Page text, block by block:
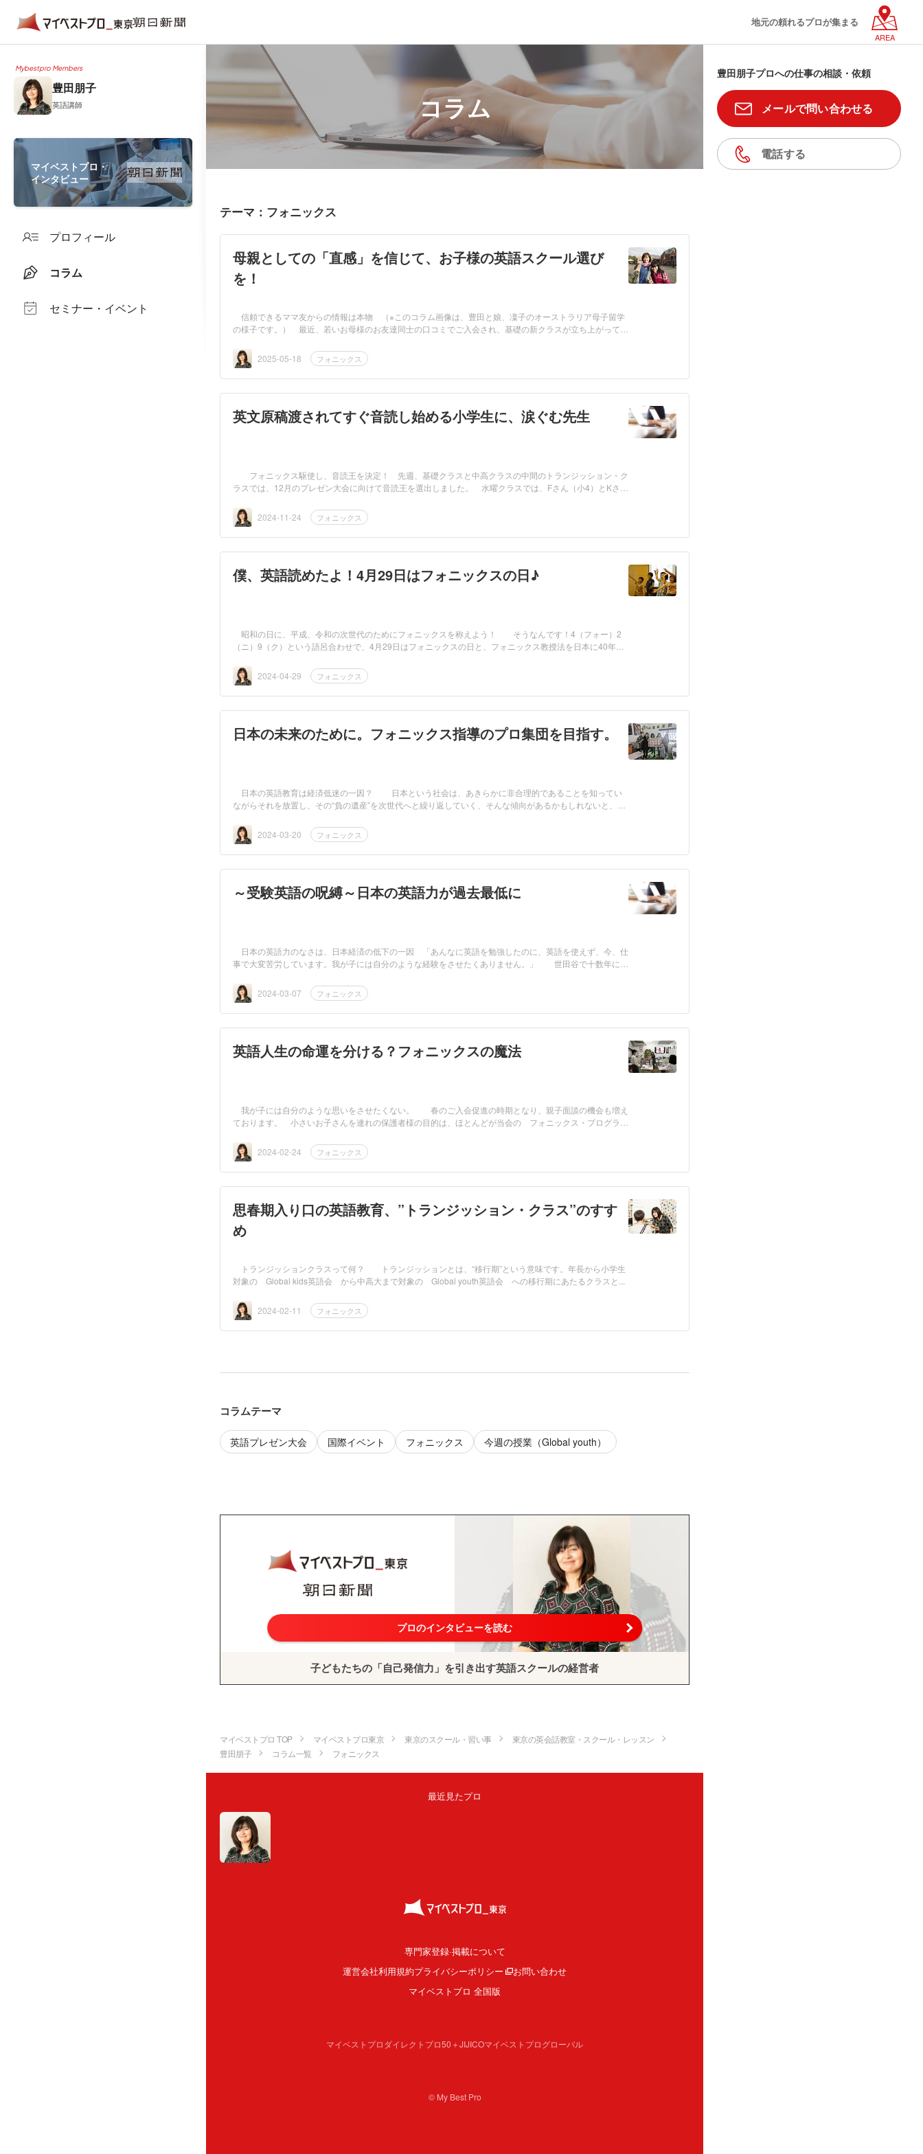
地元の頼れるプロが集まる
AREA
Mybestpro Members
豊田朋子
英語講師
マイベストプロ・
インタビュー
プロフィール
コラム
セミナー・イベント
コラム
テーマ：フォニックス
母親としての「直感」を信じて、お子様の英語スクール選び
を！
信頼できるママ友からの情報は本物 （※このコラム画像は、豊田と娘、凜子のオーストラリア母子留学
の様子です。） 最近、若いお母様のお友達同士の口コミでご入会され、基礎の新クラスが立ち上がって
2025-05-18
フォニックス
英文原稿渡されてすぐ音読し始める小学生に、涙ぐむ先生
フォニックス駆使し、音読王を決定！ 先週、基礎クラスと中高クラスの中間のトランジッション・ク
ラスでは、12月のプレゼン大会に向けて音読王を選出しました。 水曜クラスでは、Fさん（小4）とKさん
2024-11-24
フォニックス
僕、英語読めたよ！4月29日はフォニックスの日♪
昭和の日に、平成、令和の次世代のためにフォニックスを称えよう！ そうなんです！4（フォー）2
（ニ）9（ク）という語呂合わせで、4月29日はフォニックスの日と、フォニックス教授法を日本に40年前
2024-04-29
フォニックス
日本の未来のために。フォニックス指導のプロ集団を目指す。
日本の英語教育は経済低迷の一因？ 日本という社会は、あきらかに非合理的であることを知ってい
ながらそれを放置し、その“負の遺産”を次世代へと繰り返していく、そんな傾向があるかもしれないと、
2024-03-20
フォニックス
～受験英語の呪縛～日本の英語力が過去最低に
日本の英語力のなさは、日本経済の低下の一因 「あんなに英語を勉強したのに、英語を使えず、今、仕
事で大変苦労しています。我が子には自分のような経験をさせたくありません。」 世田谷で十数年に
2024-03-07
フォニックス
英語人生の命運を分ける？フォニックスの魔法
我が子には自分のような思いをさせたくない。 春のご入会促進の時期となり、親子面談の機会も増え
ております。 小さいお子さんを連れの保護者様の目的は、ほとんどが当会の フォニックス・プログラ
2024-02-24
フォニックス
思春期入り口の英語教育、”トランジッション・クラス”のすす
め
トランジッションクラスって何？ トランジッションとは、“移行期”という意味です。年長から小学生
対象の Global kids英語会 から中高大まで対象の Global youth英語会 への移行期にあたるクラスと...
2024-02-11 フォニックス
コラムテーマ
英語プレゼン大会 国際イベント フォニックス 今週の授業（Global youth）
プロのインタビューを読む
子どもたちの「自己発信力」を引き出す英語スクールの経営者
マイベストプロ TOP マイベストプロ東京 東京のスクール・習い事
東京の英会話教室・スクール・レッスン
豊田朋子
コラム一覧 フォニックス
最近見たプロ
専門家登録·掲載について
運営会社利用規約プライバシーポリシー
お問い合わせ
マイベストプロ 全国版
マイベストプロダイレクト プロ50＋JIJICOマイベストプログローバル
© My Best Pro
豊田朋子プロへの仕事の相談・依頼
メールで問い合わせる
電話する